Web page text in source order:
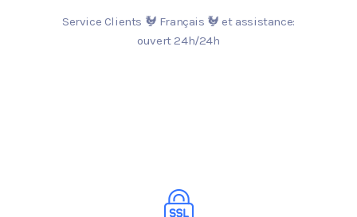
Service Clients 🐓 Français 🐓 et assistance:
ouvert 24h/24h